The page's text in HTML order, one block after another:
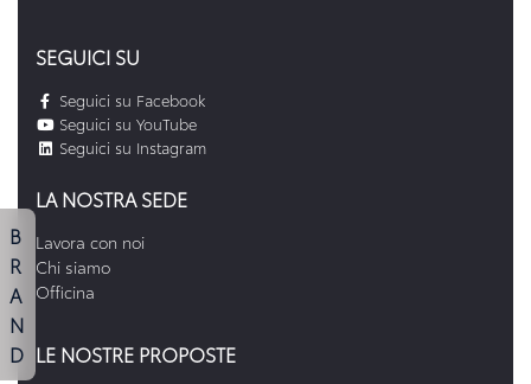
SEGUICI SU
Seguici su Facebook
Seguici su YouTube
Seguici su Instagram
LA NOSTRA SEDE
Lavora con noi
Chi siamo
Officina
LE NOSTRE PROPOSTE
B
R
A
N
D